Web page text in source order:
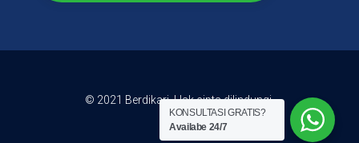
© 2021 Berdikari. Hak cipta dilindungi.
KONSULTASI GRATIS?
Availabe 24/7